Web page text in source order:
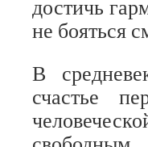
достичь
не бояться
В
счастье